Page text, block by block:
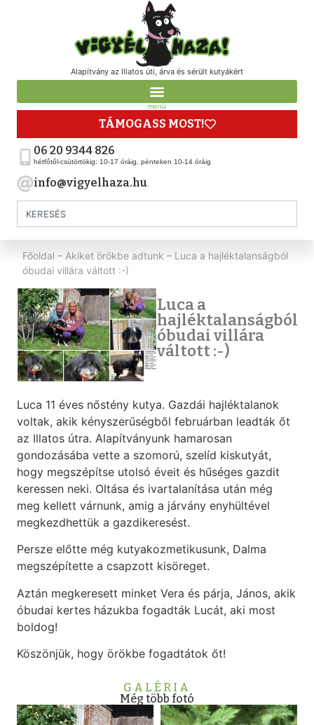
Alapítvány az Illatos úti, árva és sérült kutyákért
menü
TÁMOGASS MOST!
06 20 9344 826
hétfőtől-csütörtökig: 10-17 óráig, pénteken 10-14 óráig
info@vigyelhaza.hu
Főoldal – Akiket örökbe adtunk – Luca a hajléktalanságból
óbudai villára váltott :-)
Luca a
hajléktalanságból
óbudai villára
váltott :-)
Luca 11 éves nőstény kutya. Gazdái hajléktalanok
voltak, akik kényszerűségből februárban leadták őt
az Illatos útra. Alapítványunk hamarosan
gondozásába vette a szomorú, szelíd kiskutyát,
hogy megszépítse utolsó éveit és hűséges gazdit
keressen neki. Oltása és ivartalanítása után még
meg kellett várnunk, amig a járvány enyhültével
megkezdhettük a gazdikeresést.
Persze előtte még kutyakozmetikusunk, Dalma
megszépítette a csapzott kisöreget.
Aztán megkeresett minket Vera és párja, János, akik
óbudai kertes házukba fogadták Lucát, aki most
boldog!
Köszönjük, hogy örökbe fogadtátok őt!
GALÉRIA
Még több fotó